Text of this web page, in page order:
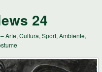
24
Arte, Cultura, Sport, Ambiente,